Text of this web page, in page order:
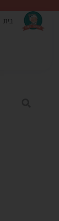
בית